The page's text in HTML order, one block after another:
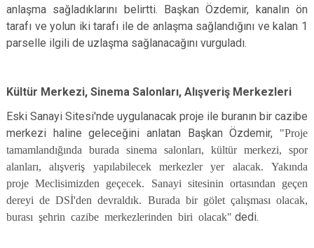
anlaşma sağladıklarını belirtti. Başkan Özdemir, kanalın ön
tarafı ve yolun iki tarafı ile de anlaşma sağlandığını ve kalan 1
parselle ilgili de uzlaşma sağlanacağını vurguladı.
Kültür Merkezi, Sinema Salonları, Alışveriş Merkezleri
Eski Sanayi Sitesi'nde uygulanacak proje ile buranın bir cazibe
merkezi haline geleceğini anlatan Başkan Özdemir,
"Proje
tamamlandığında burada sinema salonları, kültür merkezi, spor
alanları, alışveriş yapılabilecek merkezler yer alacak. Yakında
proje Meclisimizden geçecek. Sanayi sitesinin ortasından geçen
dereyi de DSİ'den devraldık. Burada bir gölet çalışması olacak,
burası şehrin cazibe merkezlerinden biri olacak" dedi.